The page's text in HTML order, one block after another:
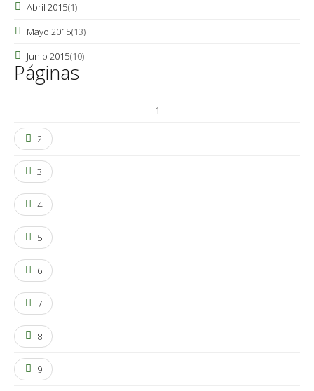
Abril 2015(1)
Mayo 2015(13)
Junio 2015(10)
Páginas
1
2
3
4
5
6
7
8
9